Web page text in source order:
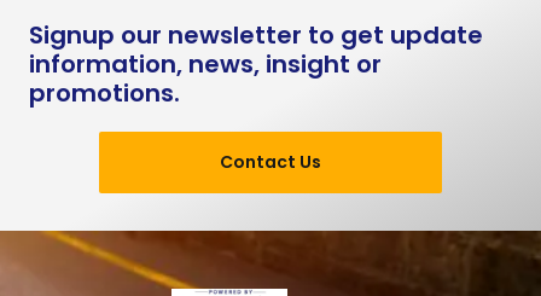
Signup our newsletter to get update
information, news, insight or
promotions.
Contact Us